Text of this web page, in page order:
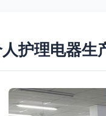
护理电器生